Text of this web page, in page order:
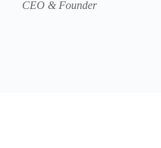
CEO & Founder